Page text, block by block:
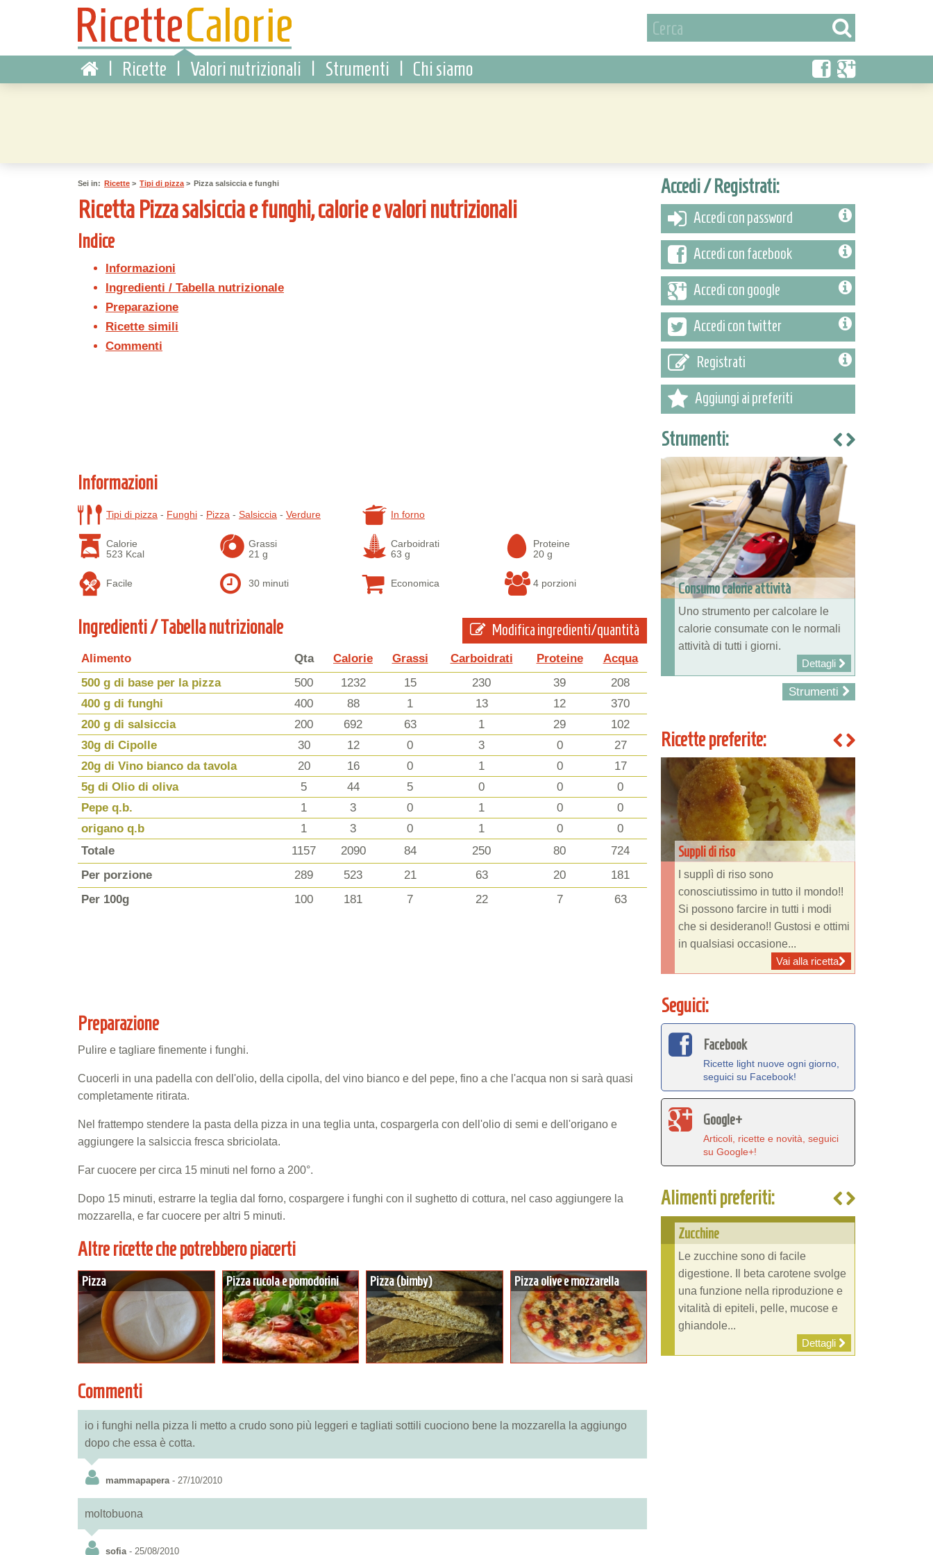
Ricette Valori nutrizionali Strumenti Chi siamo
Sei in: Ricette > Tipi di pizza > Pizza salsiccia e funghi
Ricetta Pizza salsiccia e funghi, calorie e valori nutrizionali
Indice
Informazioni
Ingredienti / Tabella nutrizionale
Preparazione
Ricette simili
Commenti
Informazioni
Tipi di pizza - Funghi - Pizza - Salsiccia - Verdure In forno
Calorie
523 Kcal
Grassi
21 g
Carboidrati
63 g
Proteine
20 g
Facile 30 minuti Economica 4 porzioni
Ingredienti / Tabella nutrizionale Modifica ingredienti/quantità
Alimento Qta Calorie Grassi Carboidrati Proteine
Acqua
500 g di base per la pizza
500 1232 15 230 39
208
400 g di funghi
400 88 1 13 12
370
200 g di salsiccia
200 692 63 1 29
102
30g di Cipolle
30 12 0 3 0
27
20g di Vino bianco da tavola
20 16 0 1 0
17
5g di Olio di oliva
5 44 5 0 0
0
Pepe q.b.
1 3 0 1 0
0
origano q.b
1 3 0 1 0
0
Totale
1157 2090 84 250 80
724
Per porzione
289 523 21 63 20
181
Per 100g
100 181 7 22 7 63
Preparazione
Pulire e tagliare finemente i funghi.
Cuocerli in una padella con dell'olio, della cipolla, del vino bianco e del pepe, fino a che l'acqua non si sarà quasi
completamente ritirata.
Nel frattempo stendere la pasta della pizza in una teglia unta, cospargerla con dell'olio di semi e dell'origano e
aggiungere la salsiccia fresca sbriciolata.
Far cuocere per circa 15 minuti nel forno a 200°.
Dopo 15 minuti, estrarre la teglia dal forno, cospargere i funghi con il sughetto di cottura, nel caso aggiungere la
mozzarella, e far cuocere per altri 5 minuti.
Altre ricette che potrebbero piacerti
Pizza Pizza rucola e pomodorini Pizza (bimby) Pizza olive e mozzarella
Commenti
io i funghi nella pizza li metto a crudo sono più leggeri e tagliati sottili cuociono bene la mozzarella la aggiungo
dopo che essa è cotta.
mammapapera - 27/10/2010
moltobuona
sofia - 25/08/2010
Accedi / Registrati:
Accedi con password
Accedi con facebook
Accedi con google
Accedi con twitter
Registrati
Aggiungi ai preferiti
Strumenti:
Consumo calorie attività
Uno strumento per calcolare le
calorie consumate con le normali
attività di tutti i giorni.
Dettagli
Strumenti
Ricette preferite:
Suppli di riso
I supplì di riso sono
conosciutissimo in tutto il mondo!!
Si possono farcire in tutti i modi
che si desiderano!! Gustosi e ottimi
in qualsiasi occasione...
Vai alla ricetta
Seguici:
Facebook
Ricette light nuove ogni giorno,
seguici su Facebook!
Google+
Articoli, ricette e novità, seguici
su Google+!
Alimenti preferiti:
Zucchine
Le zucchine sono di facile
digestione. Il beta carotene svolge
una funzione nella riproduzione e
vitalità di epiteli, pelle, mucose e
ghiandole...
Dettagli